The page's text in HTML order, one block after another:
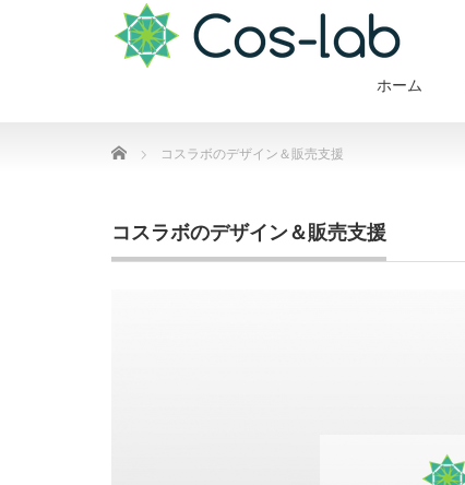
ホーム
Home コスラボのデザイン＆販売支援
コスラボのデザイン＆販売支援